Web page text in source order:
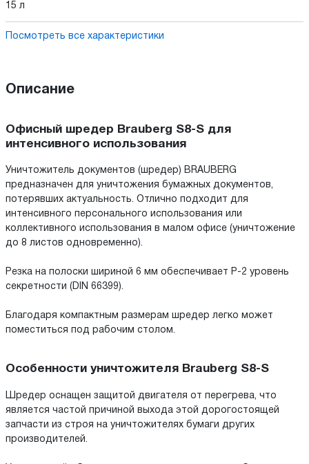
15 л
Посмотреть все характеристики
Описание
Офисный шредер Brauberg S8-S для
интенсивного использования
Уничтожитель документов (шредер) BRAUBERG
предназначен для уничтожения бумажных документов,
потерявших актуальность. Отлично подходит для
интенсивного персонального использования или
коллективного использования в малом офисе (уничтожение
до 8 листов одновременно).
Резка на полоски шириной 6 мм обеспечивает P-2 уровень
секретности (DIN 66399).
Благодаря компактным размерам шредер легко может
поместиться под рабочим столом.
Особенности уничтожителя Brauberg S8-S
Шредер оснащен защитой двигателя от перегрева, что
является частой причиной выхода этой дорогостоящей
запчасти из строя на уничтожителях бумаги других
производителей.